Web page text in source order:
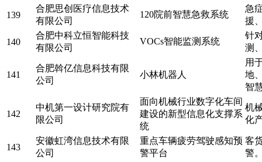
139
合肥思创医疗信息技术
有限公司
120院前智慧急救系统
急
援
140
合肥中科立恒智能科技
有限公司
VOCs智能监测系统
针
测
141
合肥斡亿信息科技有限
公司
小林机器人
用
地
智
142
中机第一设计研究院有
限公司
面向机械行业数字化车间
建设的新型信息化支撑系
统
机
化
143
安徽虹湾信息技术有限
公司
重点车辆疲劳驾驶感知预
警平台
客
警